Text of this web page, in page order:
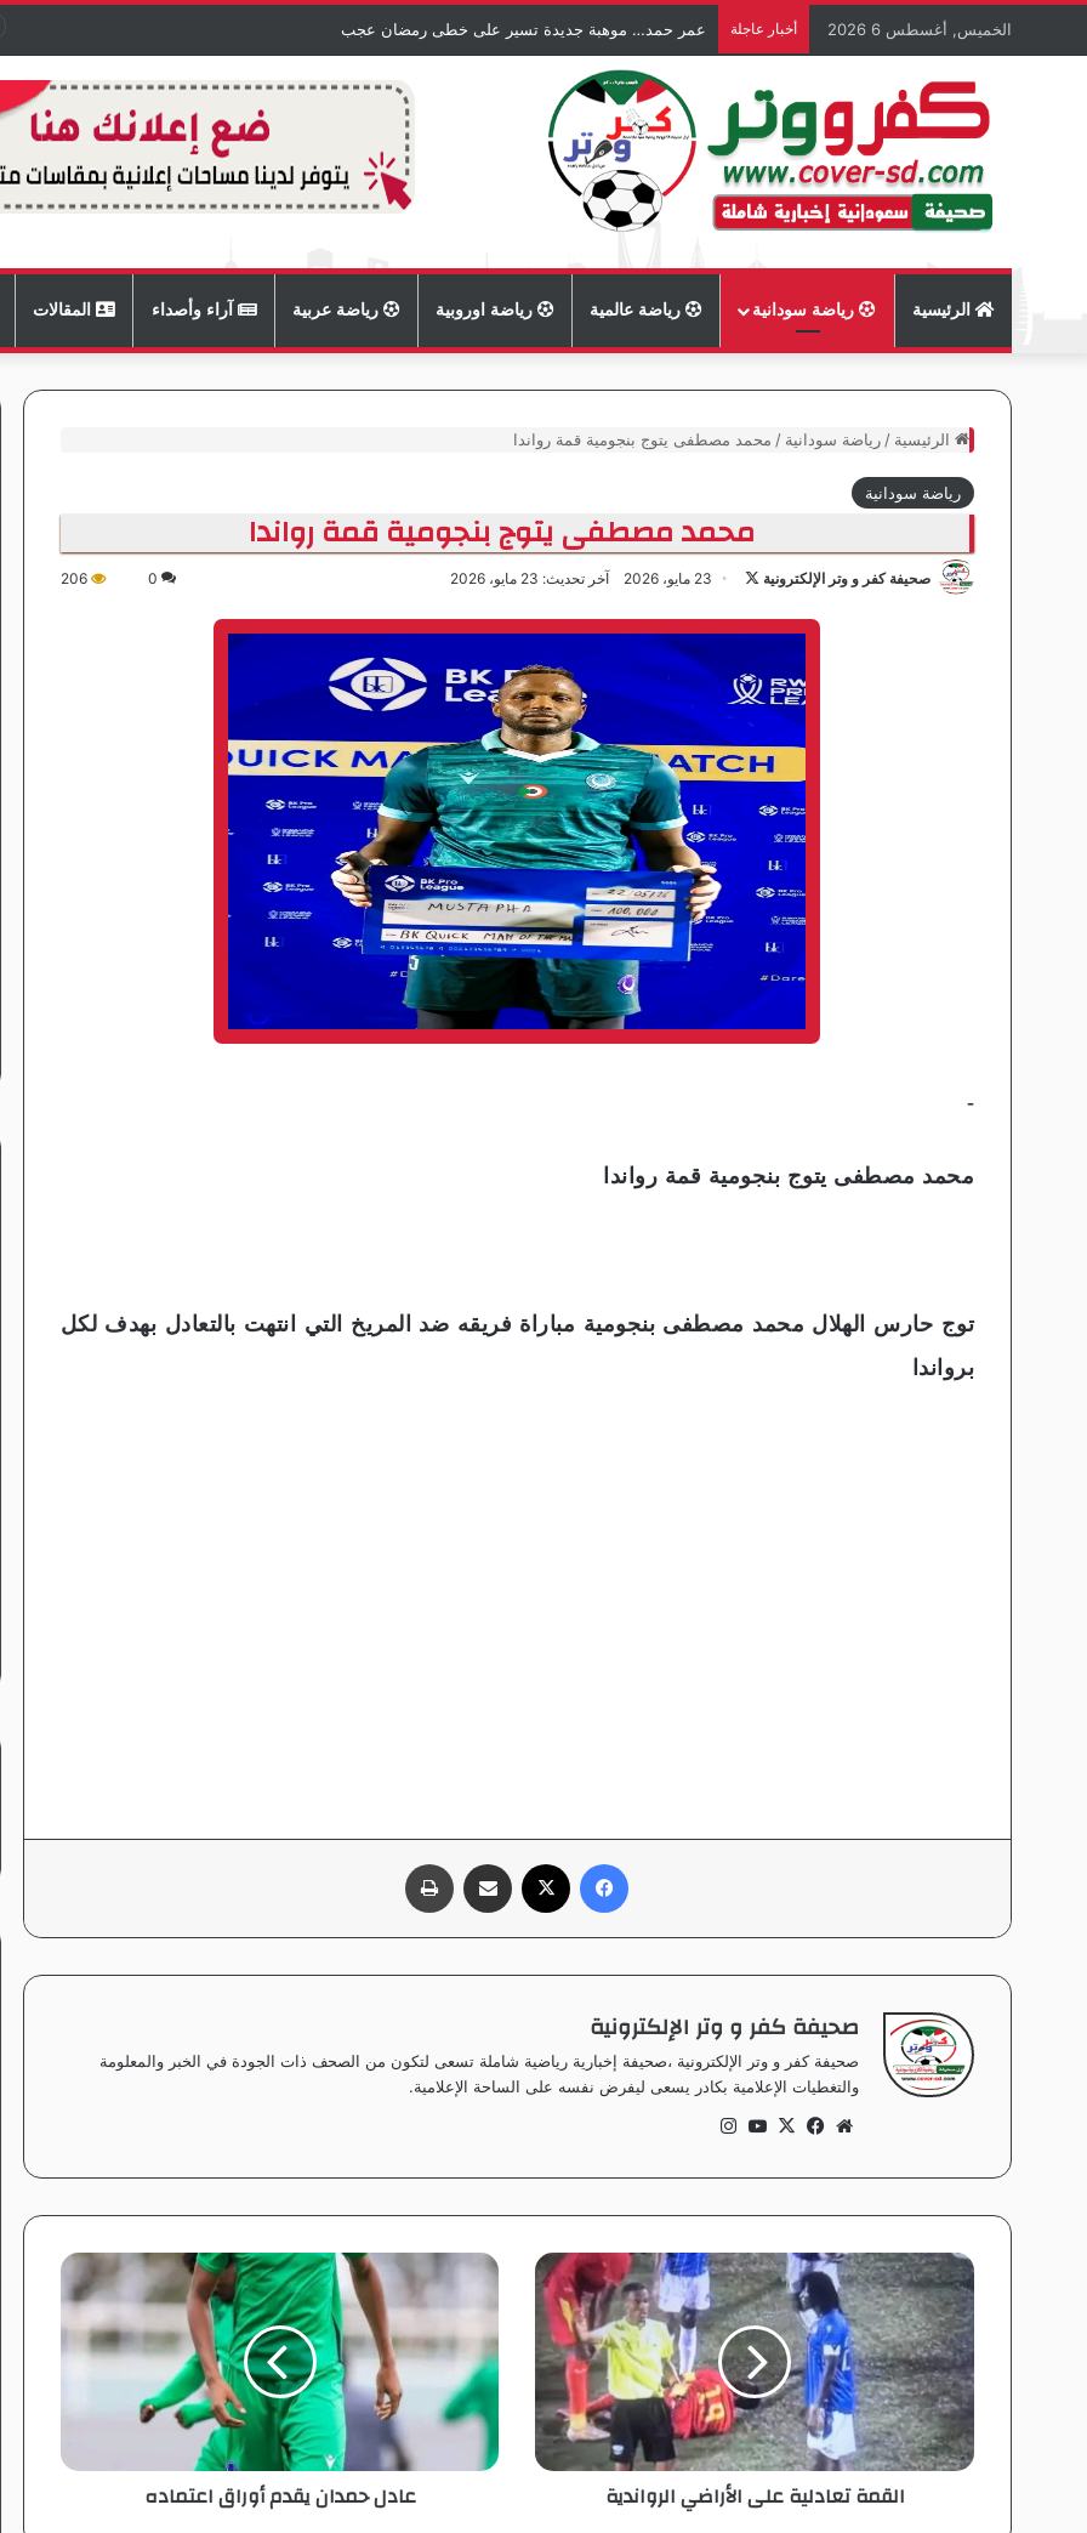
الخميس, أغسطس 6 2026 أخبار عاجلة عمر حمد… موهبة جديدة تسير على خطى رمضان عجب
الرئيسية رياضة سودانية رياضة عالمية رياضة اوروبية رياضة عربية آراء وأصداء المقالات
الرئيسية / رياضة سودانية / محمد مصطفى يتوج بنجومية قمة رواندا
رياضة سودانية
محمد مصطفى يتوج بنجومية قمة رواندا
صحيفة كفر و وتر الإلكترونية
ب
ع
ى
X
23 مايو، 2026 آخر تحديث: 23 مايو، 2026 0
206
-
محمد مصطفى يتوج بنجومية قمة رواندا
توج حارس الهلال محمد مصطفى بنجومية مباراة فريقه ضد المريخ التي انتهت بالتعادل بهدف لكل
برواندا
صحيفة كفر و وتر الإلكترونية
صحيفة كفر و وتر الإلكترونية ،صحيفة إخبارية رياضية شاملة تسعى لتكون من الصحف ذات الجودة في الخبر والمعلومة
والتغطيات الإعلامية بكادر يسعى ليفرض نفسه على الساحة الإعلامية.
موق
الوي
ب
في
وك
‫X
‫Yo
ub
e
ام
ا
ل
ق
م
ة
ت
ع
ا
د
القمة تعادلية على الأراضي الرواندية
ع
د
ل
ح
ن
عادل حمدان يقدم أوراق اعتماده